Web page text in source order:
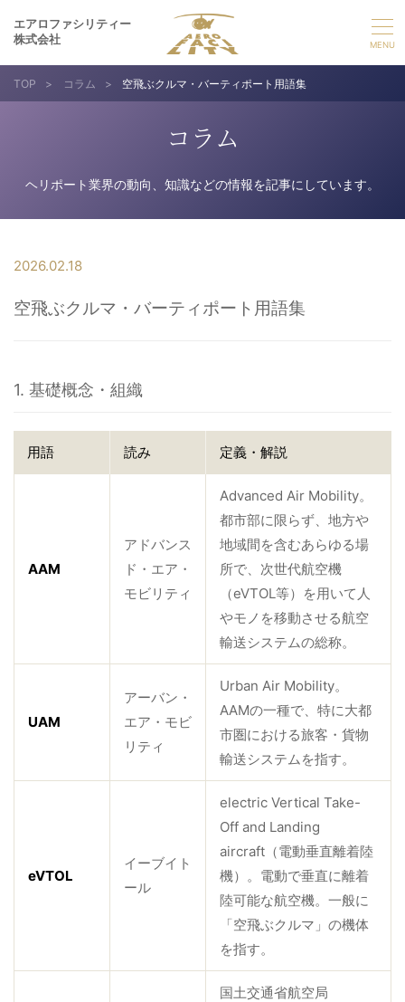
エアロファシリティー
株式会社
選ばれる理由
企業情報
採用情報
病院関係者の方
設計及び建築関係者の方
TOP > コラム > 空飛ぶクルマ・バーティポート用語集
コラム
ヘリポート業界の動向、知識などの情報を記事にしています。
2026.02.18
空飛ぶクルマ・バーティポート用語集
1. 基礎概念・組織
用語 読み 定義・解説
AAM
アドバンス
ド・エア・
モビリティ
Advanced Air Mobility。
都市部に限らず、地方や
地域間を含むあらゆる場
所で、次世代航空機
（eVTOL等）を用いて人
やモノを移動させる航空
輸送システムの総称。
UAM
アーバン・
エア・モビ
リティ
Urban Air Mobility。
AAMの一種で、特に大都
市圏における旅客・貨物
輸送システムを指す。
eVTOL
イーブイト
ール
electric Vertical Take-
Off and Landing
aircraft（電動垂直離着陸
機）。電動で垂直に離着
陸可能な航空機。一般に
「空飛ぶクルマ」の機体
を指す。
国土交通省航空局